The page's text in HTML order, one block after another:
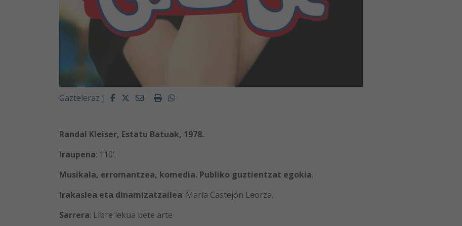
Gazteleraz | FacebookTwitterEmailImprimirWhatsapp
Randal Kleiser, Estatu Batuak, 1978.
Iraupena: 110’.
Musikala, erromantzea, komedia. Publiko guztientzat egokia.
Irakaslea eta dinamizatzailea: María Castejón Leorza.
Sarrera: Libre lekua bete arte